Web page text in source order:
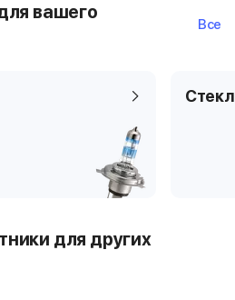
вашего
Все
для других